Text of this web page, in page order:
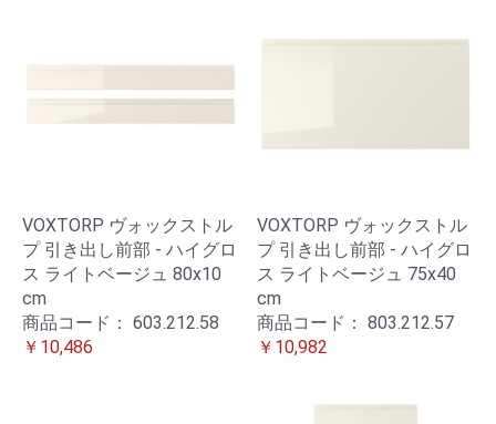
VOXTORP ヴォックストル
プ 引き出し前部 - ハイグロ
ス ライトベージュ 80x10
cm
商品コード： 603.212.58
￥10,486
VOXTORP ヴォックストル
プ 引き出し前部 - ハイグロ
ス ライトベージュ 75x40
cm
商品コード： 803.212.57
￥10,982